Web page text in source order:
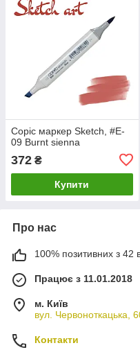
Copic маркер Sketch, #E-
09 Burnt sienna
372 ₴
Купити
Про нас
100% позитивних з 42
Працює з 11.01.2018
м. Київ
вул. Червоноткацька,
Контакти